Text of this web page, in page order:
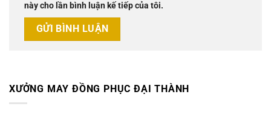
này cho lần bình luận kế tiếp của tôi.
XƯỞNG MAY ĐỒNG PHỤC ĐẠI THÀNH